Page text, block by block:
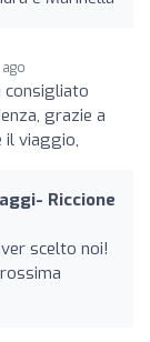
consigliato
grazie a
il viaggio,
Riccione
scelto noi!